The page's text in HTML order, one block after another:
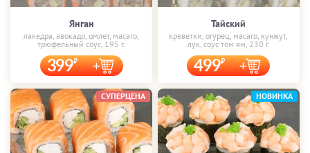
Янган
лакедра, авокадо, омлет, масаго,
трюфельный соус, 195 г.
399
Тайский
креветки, огурец, масаго, кунжут,
лук, соус том ям, 230 г.
499
СУПЕРЦЕНА НОВИНКА